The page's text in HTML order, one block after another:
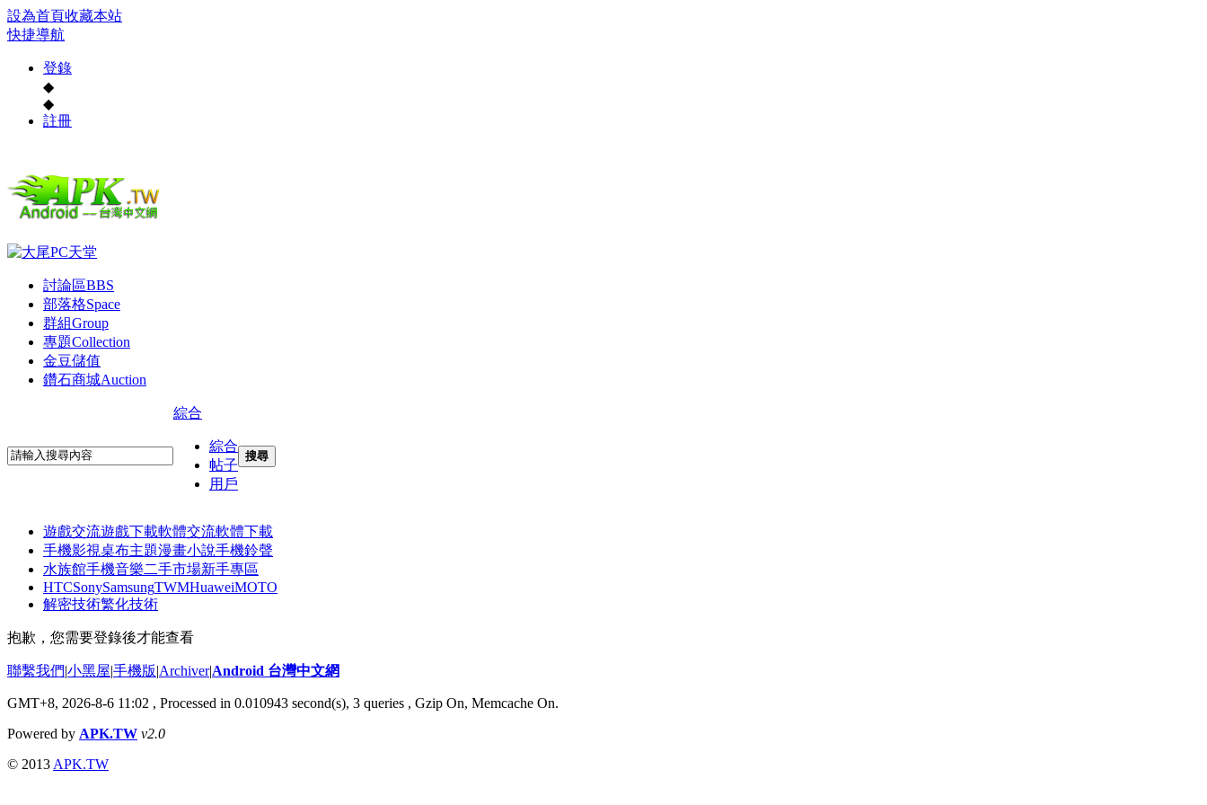
設為首頁收藏本站
快捷導航
登錄
◆
◆
註冊
討論區BBS
部落格Space
群組Group
專題Collection
金豆儲值
鑽石商城Auction
綜合
綜合
帖子
用戶
搜尋
遊戲交流遊戲下載軟體交流軟體下載
手機影視桌布主題漫畫小說手機鈴聲
水族館手機音樂二手市場新手專區
HTCSonySamsungTWMHuaweiMOTO
解密技術繁化技術
抱歉，您需要登錄後才能查看
聯繫我們|小黑屋|手機版|Archiver|Android 台灣中文網
GMT+8, 2026-8-6 11:02 , Processed in 0.010943 second(s), 3 queries , Gzip On, Memcache On.
Powered by APK.TW v2.0
© 2013 APK.TW